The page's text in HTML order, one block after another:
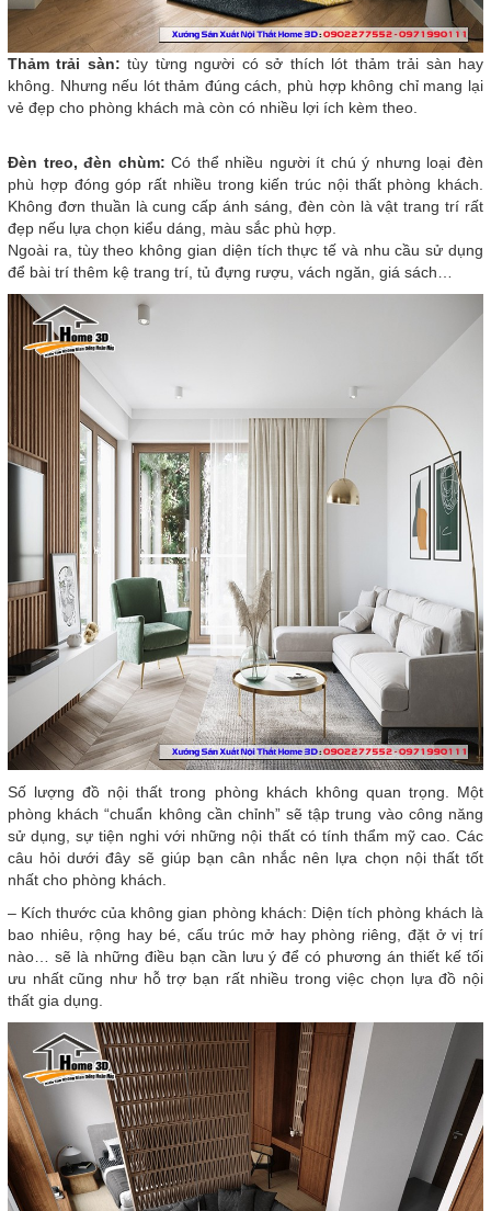
Thảm trải sàn:tùy từng người có sở thích lót thảm trải sàn hay
không. Nhưng nếu lót thảm đúng cách, phù hợp không chỉ mang lại
vẻ đẹp cho phòng khách mà còn có nhiều lợi ích kèm theo.
Đèn treo, đèn chùm: Có thể nhiều người ít chú ý nhưng loại đèn
phù hợp đóng góp rất nhiều trong kiến trúc nội thất phòng khách.
Không đơn thuần là cung cấp ánh sáng, đèn còn là vật trang trí rất
đẹp nếu lựa chọn kiểu dáng, màu sắc phù hợp.
Ngoài ra, tùy theo không gian diện tích thực tế và nhu cầu sử dụng
để bài trí thêm kệ trang trí, tủ đựng rượu, vách ngăn, giá sách…
Số lượng đồ nội thất trong phòng khách không quan trọng. Một
phòng khách “chuẩn không cần chỉnh” sẽ tập trung vào công năng
sử dụng, sự tiện nghi với những nội thất có tính thẩm mỹ cao. Các
câu hỏi dưới đây sẽ giúp bạn cân nhắc nên lựa chọn nội thất tốt
nhất cho phòng khách.
– Kích thước của không gian phòng khách: Diện tích phòng khách là
bao nhiêu, rộng hay bé, cấu trúc mở hay phòng riêng, đặt ở vị trí
nào… sẽ là những điều bạn cần lưu ý để có phương án thiết kế tối
ưu nhất cũng như hỗ trợ bạn rất nhiều trong việc chọn lựa đồ nội
thất gia dụng.